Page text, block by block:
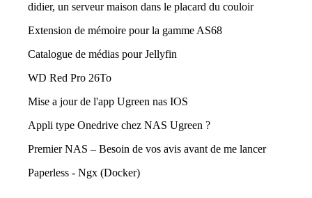
didier, un serveur maison dans le placard du couloir
Extension de mémoire pour la gamme AS68
Catalogue de médias pour Jellyfin
WD Red Pro 26To
Mise a jour de l'app Ugreen nas IOS
Appli type Onedrive chez NAS Ugreen ?
Premier NAS – Besoin de vos avis avant de me lancer
Paperless - Ngx (Docker)